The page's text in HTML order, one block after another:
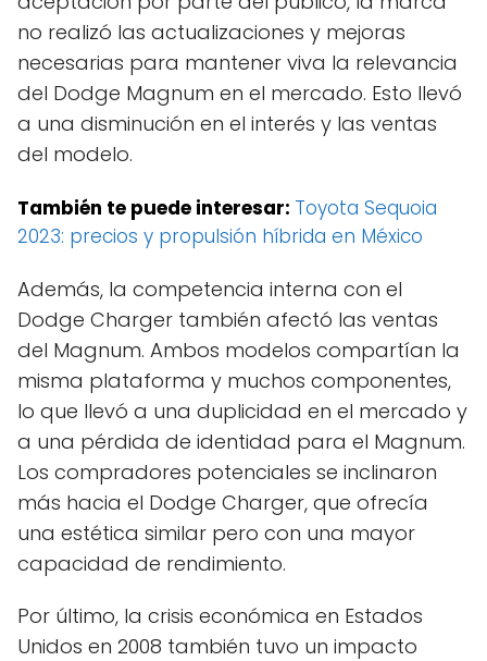
no realizó las actualizaciones y mejoras
necesarias para mantener viva la relevancia
del Dodge Magnum en el mercado. Esto llevó
a una disminución en el interés y las ventas
del modelo.
También te puede interesar: Toyota Sequoia
2023: precios y propulsión híbrida en México
Además, la competencia interna con el
Dodge Charger también afectó las ventas
del Magnum. Ambos modelos compartían la
misma plataforma y muchos componentes,
lo que llevó a una duplicidad en el mercado y
a una pérdida de identidad para el Magnum.
Los compradores potenciales se inclinaron
más hacia el Dodge Charger, que ofrecía
una estética similar pero con una mayor
capacidad de rendimiento.
Por último, la crisis económica en Estados
Unidos en 2008 también tuvo un impacto